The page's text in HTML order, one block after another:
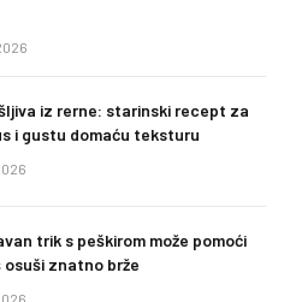
iz rerne: starinski recept za
i gustu domaću teksturu
trik s peškirom može pomoći
osuši znatno brže